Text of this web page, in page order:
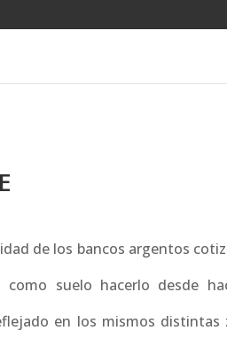
de los bancos argentos
suelo hacerlo desde
en los mismos